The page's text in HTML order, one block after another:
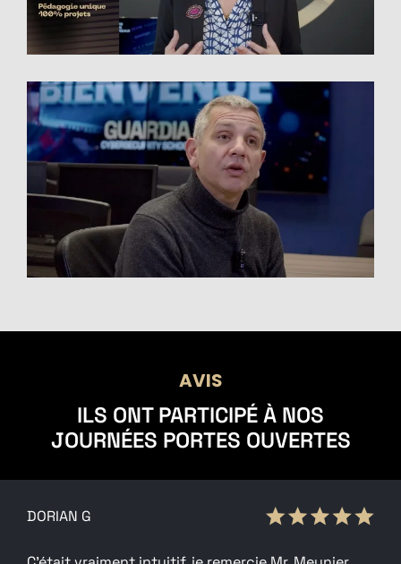
AVIS
ILS ONT PARTICIPÉ À NOS
JOURNÉES PORTES OUVERTES
DORIAN G